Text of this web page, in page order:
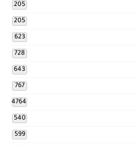
205
205
623
728
643
767
4764
540
599